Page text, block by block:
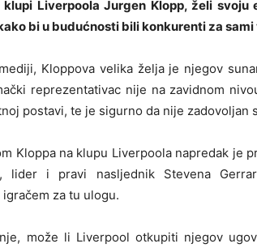
Liverpoola Jurgen Klopp, želi
bi u budućnosti bili konkurenti za
Kloppova velika želja je njegov
reprezentativac nije na zavidnom
postavi, te je sigurno da nije zadovoljan
Kloppa na klupu Liverpoola napredak je
lider i pravi nasljednik Stevena
za tu ulogu.
može li Liverpool otkupiti njegov